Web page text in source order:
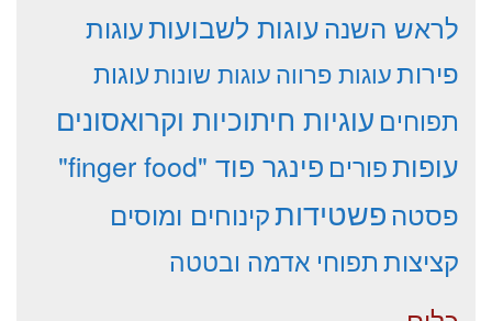
לראש השנהעוגות לשבועותעוגות
פירותעוגות פרווהעוגות שונותעוגות
תפוחים עוגיות חיתוכיות וקרואסונים
עופותפורים פינגר פוד "finger food"
פסטהפשטידותקינוחים ומוסים
קציצותתפוחי אדמה ובטטה